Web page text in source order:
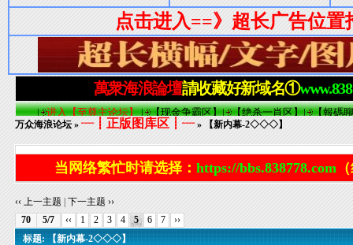
万众海浪论坛 »┈┋正版图库区┋┈» 【新内幕-2◇◇◇】
当网络繁忙时请选择： https://bbs.838778.com
‹‹ 上一主题 |下一主题 ››
70
5/7 ‹‹ 1 2 3 4 5 6 7
››
标题: 【新内幕-2◇◇◇】